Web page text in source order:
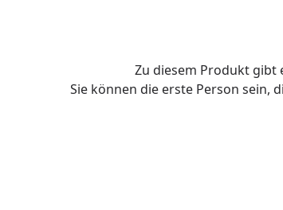
Zu diesem Produkt gibt
Sie können die erste Person sein,